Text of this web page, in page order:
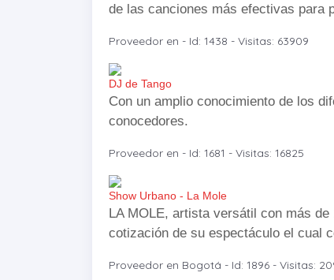
de las canciones más efectivas para
Proveedor en - Id: 1438 - Visitas: 63909
DJ de Tango
Con un amplio conocimiento de los
conocedores.
Proveedor en - Id: 1681 - Visitas: 16825
Show Urbano - La Mole
LA MOLE, artista versátil con más
cotización de su espectáculo el cual
Proveedor en Bogotá - Id: 1896 - Visitas: